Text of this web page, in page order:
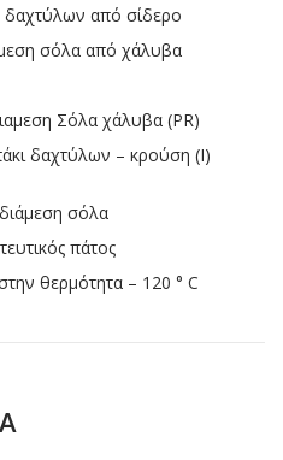
δαχτύλων από σίδερο
σόλα από χάλυβα
Σόλα χάλυβα (PR)
δαχτύλων – κρούση (Ι)
σόλα
πάτος
θερμότητα – 120 ° C